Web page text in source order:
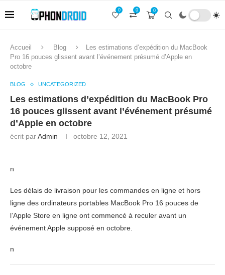
0
0
0
Accueil Blog
Les estimations d’expédition du MacBook
Pro 16 pouces glissent avant l’événement présumé d’Apple en
octobre
BLOG UNCATEGORIZED
Les estimations d’expédition du MacBook Pro
16 pouces glissent avant l’événement présumé
d’Apple en octobre
écrit parAdmin octobre 12, 2021
n
Les délais de livraison pour les commandes en ligne et hors
ligne des ordinateurs portables MacBook Pro 16 pouces de
l’Apple Store en ligne ont commencé à reculer avant un
événement Apple supposé en octobre.
n